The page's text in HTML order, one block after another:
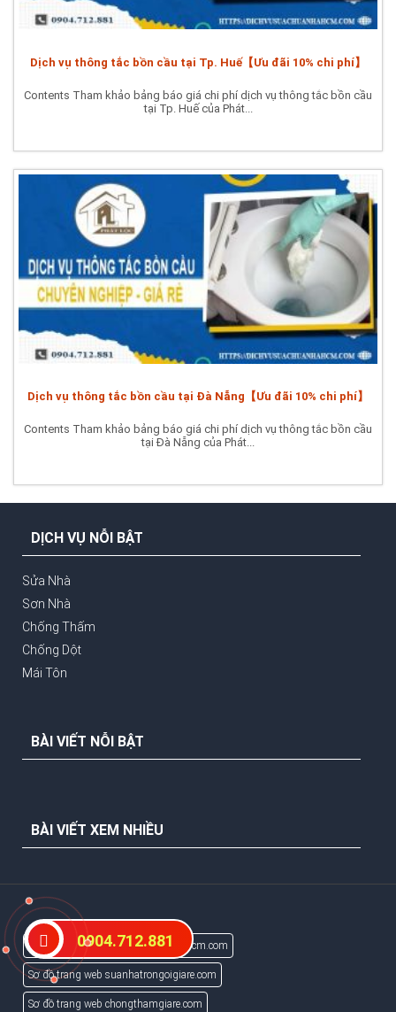
Dịch vụ thông tắc bồn cầu tại Tp. Huế【Ưu đãi 10% chi phí】
Contents Tham khảo bảng báo giá chi phí dịch vụ thông tắc bồn cầu
tại Tp. Huế của Phát...
Dịch vụ thông tắc bồn cầu tại Đà Nẵng【Ưu đãi 10% chi phí】
Contents Tham khảo bảng báo giá chi phí dịch vụ thông tắc bồn cầu
tại Đà Nẵng của Phát...
DỊCH VỤ NỖI BẬT
Sửa Nhà
Sơn Nhà
Chống Thấm
Chống Dột
Mái Tôn
BÀI VIẾT NỖI BẬT
BÀI VIẾT XEM NHIỀU
Sơ đồ trang web tranvachthachcaohcm.com
Sơ đồ trang web suanhatrongoigiare.com
Sơ đồ trang web chongthamgiare.com
0904.712.881